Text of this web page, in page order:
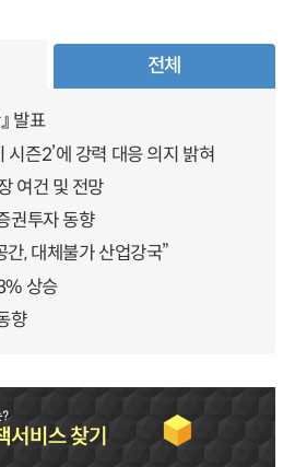
전체
발표
시즌2’에 강력 대응 의지 밝혀
여건 및 전망
권투자 동향
, 대체불가 산업강국”
상승
향